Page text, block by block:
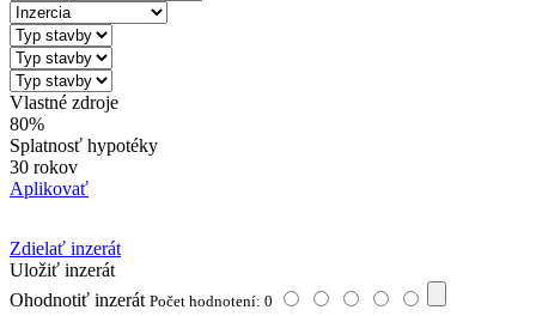
Vlastné zdroje
80%
Splatnosť hypotéky
30 rokov
Aplikovať
Zdielať inzerát
Uložiť inzerát
Ohodnotiť inzerát Počet hodnotení: 0